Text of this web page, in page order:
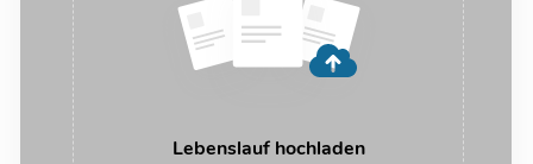
Lebenslauf hochladen